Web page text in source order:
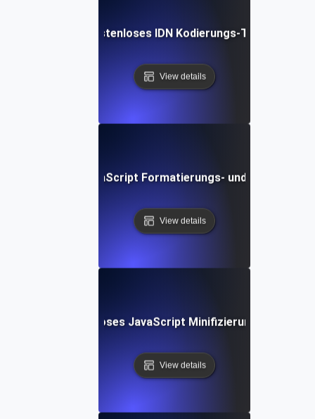
Kostenloses IDN Kodierungs-Tool
View details
Kostenloses JavaScript Formatierungs- und
View details
Kostenloses JavaScript Minifizierungs-Tool
View details